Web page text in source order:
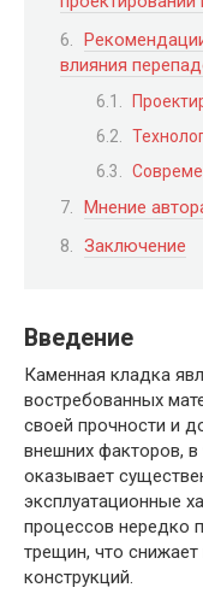
влияния
Мнение
Заключение
Введение
Каменная кладка
востребованных
своей прочности и
внешних факторов,
оказывает
эксплуатационные
процессов нередко
трещин, что
конструкций.